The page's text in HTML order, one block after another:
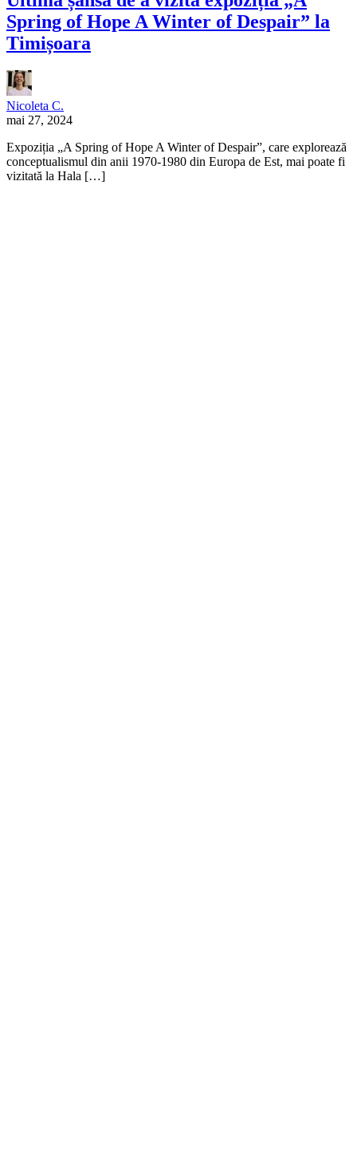
Spring of Hope A Winter of Despair” la
Timișoara
Nicoleta C.
mai 27, 2024
Expoziția „A Spring of Hope A Winter of Despair”, care explorează
conceptualismul din anii 1970-1980 din Europa de Est, mai poate fi
vizitată la Hala […]